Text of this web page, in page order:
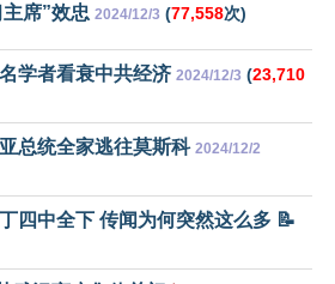
席”效忠 2024/12/3 (77,558次)
学者看衰中共经济 2024/12/3 (23,710
总统全家逃往莫斯科 2024/12/2
四中全下 传闻为何突然这么多 📝